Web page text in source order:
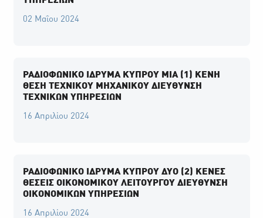
02 Μαΐου 2024
ΡΑΔΙΟΦΩΝΙΚΟ ΙΔΡΥΜΑ ΚΥΠΡΟΥ ΜΙΑ (1) ΚΕΝΗ
ΘΕΣΗ ΤΕΧΝΙΚΟΥ ΜΗΧΑΝΙΚΟΥ ΔΙΕΥΘΥΝΣΗ
ΤΕΧΝΙΚΩΝ ΥΠΗΡΕΣΙΩΝ
16 Απριλίου 2024
ΡΑΔΙΟΦΩΝΙΚΟ ΙΔΡΥΜΑ ΚΥΠΡΟΥ ΔΥΟ (2) ΚΕΝΕΣ
ΘΕΣΕΙΣ ΟΙΚΟΝΟΜΙΚΟΥ ΛΕΙΤΟΥΡΓΟΥ ΔΙΕΥΘΥΝΣΗ
ΟΙΚΟΝΟΜΙΚΩΝ ΥΠΗΡΕΣΙΩΝ
16 Απριλίου 2024